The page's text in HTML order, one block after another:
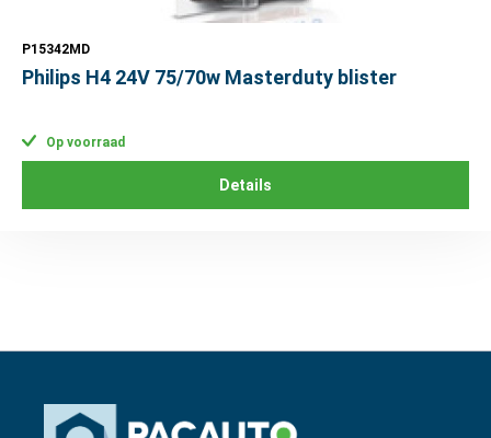
P15342MD
Philips H4 24V 75/70w Masterduty blister
Op voorraad
Details